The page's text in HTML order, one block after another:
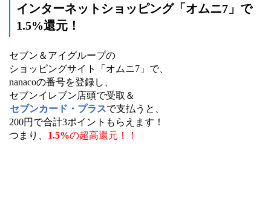
インターネットショッピング「オムニ7」で
1.5%還元！
セブン＆アイグループの
ショッピングサイト「オムニ7」で、
nanacoの番号を登録し、
セブンイレブン店頭で受取＆
セブンカード・プラスで支払うと、
200円で合計3ポイントもらえます！
つまり、 1.5%の超高還元！！